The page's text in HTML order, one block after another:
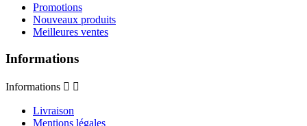
Promotions
Nouveaux produits
Meilleures ventes
Informations
Informations  
Livraison
Mentions légales